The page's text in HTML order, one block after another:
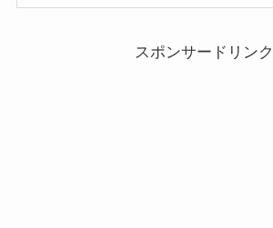
スポンサードリンク